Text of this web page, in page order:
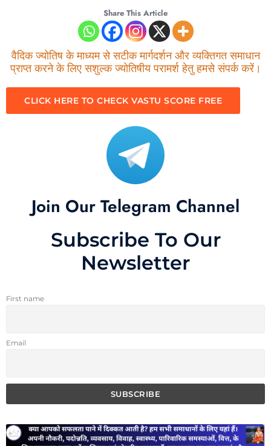
Share This Article
वैदिक ज्योतिष के माध्यम से सटीक मार्गदर्शन और व्यक्तिगत समाधान
प्राप्त करने के लिए सशुल्क ज्योतिषीय परामर्श हेतु हमसे संपर्क करें।
CLICK HERE TO CHECK VASTU SCORE FREE
Join Our Telegram Channel
Subscribe To Our
Newsletter
First name
Email